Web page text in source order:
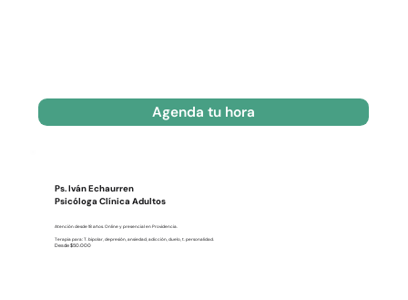
Agenda tu hora
Ps. Iván Echaurren
Psicóloga Clínica Adultos
Atención desde 18 años. Online y presencial en Providencia.
Terapia para: T. bipolar, depresión, ansiedad, adicción, duelo, t. personalidad.
Desde $50.000